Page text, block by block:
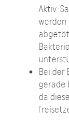
Aktiv-
werden
Bei der
gerade
da